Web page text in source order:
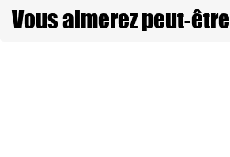
Vous aimerez peut-être